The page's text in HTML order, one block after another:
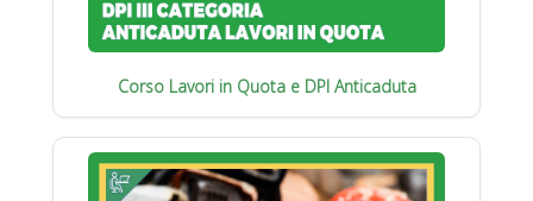
Corso Lavori in Quota e DPI Anticaduta